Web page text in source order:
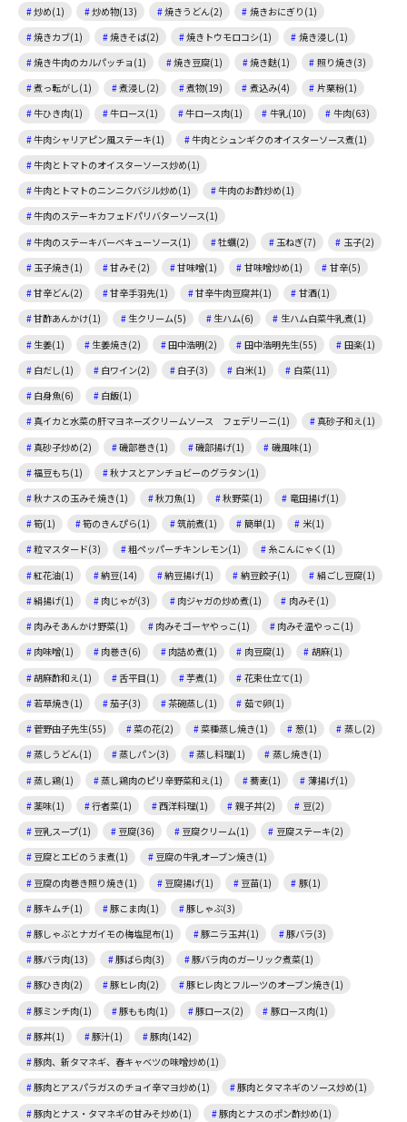
炒め(1) 炒め物(13) 焼きうどん(2)
焼きおにぎり(1)
焼きカブ(1)
焼きそば(2) 焼きトウモロコシ(1)
焼き浸し(1)
焼き牛肉のカルパッチョ(1)
焼き豆腐(1) 焼き麩(1)
照り焼き(3)
煮っ転がし(1)
煮浸し(2) 煮物(19) 煮込み(4)
片栗粉(1)
牛ひき肉(1)
牛ロース(1) 牛ロース肉(1) 牛乳(10)
牛肉(63)
牛肉シャリアピン風ステーキ(1)
牛肉とシュンギクのオイスターソース煮(1)
牛肉とトマトのオイスターソース炒め(1)
牛肉とトマトのニンニクバジル炒め(1)
牛肉のお酢炒め(1)
牛肉のステーキカフェドパリバターソース(1)
牛肉のステーキバーベキューソース(1)
牡蠣(2) 玉ねぎ(7)
玉子(2)
玉子焼き(1)
甘みそ(2) 甘味噌(1) 甘味噌炒め(1)
甘辛(5)
甘辛どん(2)
甘辛手羽先(1) 甘辛牛肉豆腐丼(1)
甘酒(1)
甘酢あんかけ(1)
生クリーム(5) 生ハム(6)
生ハム白菜牛乳煮(1)
生姜(1)
生姜焼き(2) 田中浩明(2) 田中浩明先生(55)
田楽(1)
白だし(1)
白ワイン(2) 白子(3) 白米(1)
白菜(11)
白身魚(6)
白飯(1)
真イカと水菜の肝マヨネーズクリームソース フェデリーニ(1)
真砂子和え(1)
真砂子炒め(2)
磯部巻き(1) 磯部揚げ(1)
磯風味(1)
福豆もち(1)
秋ナスとアンチョビーのグラタン(1)
秋ナスの玉みそ焼き(1)
秋刀魚(1) 秋野菜(1)
竜田揚げ(1)
筍(1)
筍のきんぴら(1) 筑前煮(1) 簡単(1)
米(1)
粒マスタード(3)
粗ペッパーチキンレモン(1)
糸こんにゃく(1)
紅花油(1)
納豆(14) 納豆揚げ(1) 納豆餃子(1)
絹ごし豆腐(1)
絹揚げ(1)
肉じゃが(3) 肉ジャガの炒め煮(1)
肉みそ(1)
肉みそあんかけ野菜(1)
肉みそゴーヤやっこ(1)
肉みそ温やっこ(1)
肉味噌(1)
肉巻き(6) 肉詰め煮(1) 肉豆腐(1)
胡麻(1)
胡麻酢和え(1)
舌平目(1) 芋煮(1)
花束仕立て(1)
若草焼き(1)
茄子(3) 茶碗蒸し(1)
茹で卵(1)
菅野由子先生(55)
菜の花(2) 菜種蒸し焼き(1) 葱(1)
蒸し(2)
蒸しうどん(1)
蒸しパン(3) 蒸し料理(1)
蒸し焼き(1)
蒸し鶏(1)
蒸し鶏肉のピリ辛野菜和え(1) 蕎麦(1)
薄揚げ(1)
薬味(1)
行者菜(1) 西洋料理(1) 親子丼(2)
豆(2)
豆乳スープ(1)
豆腐(36) 豆腐クリーム(1)
豆腐ステーキ(2)
豆腐とエビのうま煮(1)
豆腐の牛乳オーブン焼き(1)
豆腐の肉巻き照り焼き(1)
豆腐揚げ(1) 豆苗(1)
豚(1)
豚キムチ(1)
豚こま肉(1)
豚しゃぶ(3)
豚しゃぶとナガイモの梅塩昆布(1)
豚ニラ玉丼(1)
豚バラ(3)
豚バラ肉(13)
豚ばら肉(3)
豚バラ肉のガーリック煮菜(1)
豚ひき肉(2)
豚ヒレ肉(2)
豚ヒレ肉とフルーツのオーブン焼き(1)
豚ミンチ肉(1)
豚もも肉(1) 豚ロース(2)
豚ロース肉(1)
豚丼(1)
豚汁(1)
豚肉(142)
豚肉、新タマネギ、春キャベツの味噌炒め(1)
豚肉とアスパラガスのチョイ辛マヨ炒め(1)
豚肉とタマネギのソース炒め(1)
豚肉とナス・タマネギの甘みそ炒め(1)
豚肉とナスのポン酢炒め(1)